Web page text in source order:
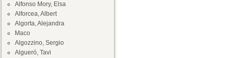
Alfonso Mory, Elsa
Alforcea, Albert
Algorta, Alejandra
Maco
Algozzino, Sergio
Algueró, Tavi